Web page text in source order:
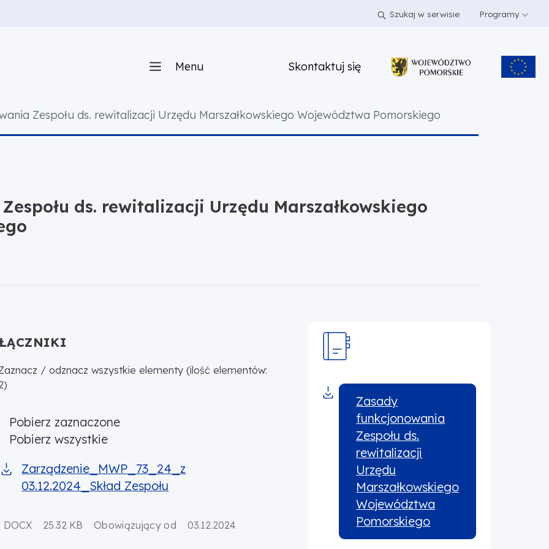
Szukaj w serwisie Programy
Menu Skontaktuj się
Zespołu ds. rewitalizacji Urzędu Marszałkowskiego Województwa Pomorskiego
ds. rewitalizacji Urzędu Marszałkowskiego
/ odznacz wszystkie elementy (ilość elementów:
Pobierz zaznaczone
Pobierz wszystkie
03.12.2024_Skład Zespołu
Zarządzenie_MWP_73_24_z
03.12.2024_Skład Zespołu
DOCX 25.32 KB Obowiązujący od 03.12.2024
Zasady
funkcjonowania
Zespołu ds.
rewitalizacji
Urzędu
Marszałkowskiego
Województwa
Pomorskiego